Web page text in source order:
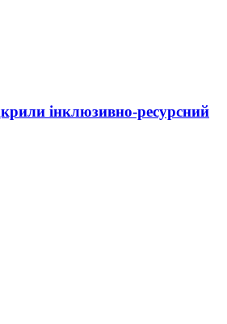
інклюзивно-ресурсний